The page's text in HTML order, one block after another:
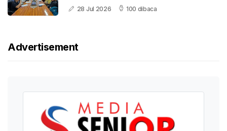
28 Jul 2026 100 dibaca
Advertisement